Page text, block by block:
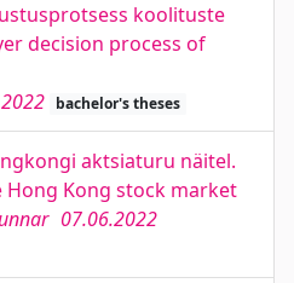
koolituste
decision process of
bachelor's theses
aktsiaturu näitel.
Hong Kong stock market
07.06.2022